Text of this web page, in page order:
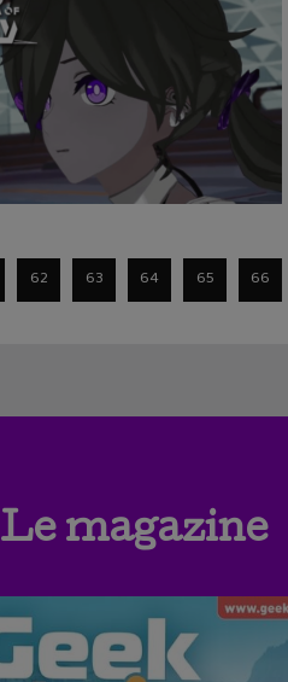
62 63 64 65 66
Le magazine